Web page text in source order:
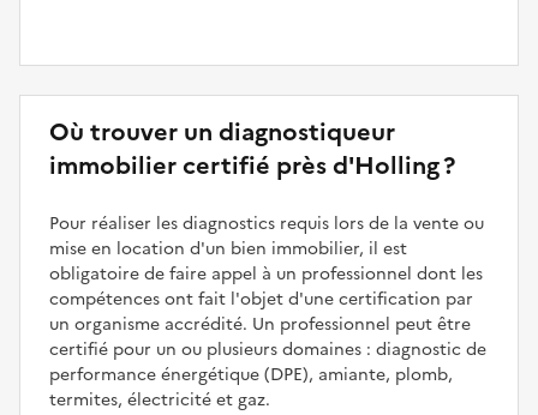
Où trouver un diagnostiqueur
immobilier certifié près d'Holling ?
Pour réaliser les diagnostics requis lors de la vente ou
mise en location d'un bien immobilier, il est
obligatoire de faire appel à un professionnel dont les
compétences ont fait l'objet d'une certification par
un organisme accrédité. Un professionnel peut être
certifié pour un ou plusieurs domaines : diagnostic de
performance énergétique (DPE), amiante, plomb,
termites, électricité et gaz.